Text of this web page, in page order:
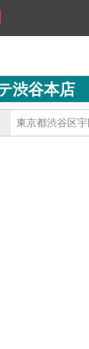
渋谷本店
東京都渋谷区